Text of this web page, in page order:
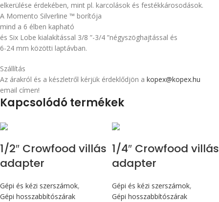
elkerülése érdekében, mint pl. karcolások és festékkárosodások.
A Momento Silverline ™ borítója
mind a 6 élben kapható
és Six Lobe kialakítással 3/8 ”-3/4 ”négyszöghajtással és
6-24 mm közötti laptávban.
Szállítás
Az árakról és a készletről kérjük érdeklődjön a kopex@kopex.hu
email címen!
Kapcsolódó termékek
1/2″ Crowfood villás
adapter
Gépi és kézi szerszámok,
Gépi hosszabbítószárak
1/4″ Crowfood villás
adapter
Gépi és kézi szerszámok,
Gépi hosszabbítószárak